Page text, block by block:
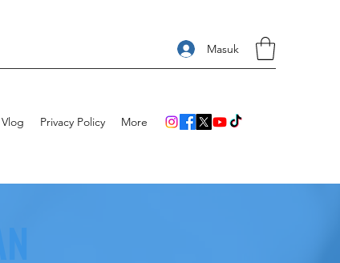
Masuk
Vlog Privacy Policy More